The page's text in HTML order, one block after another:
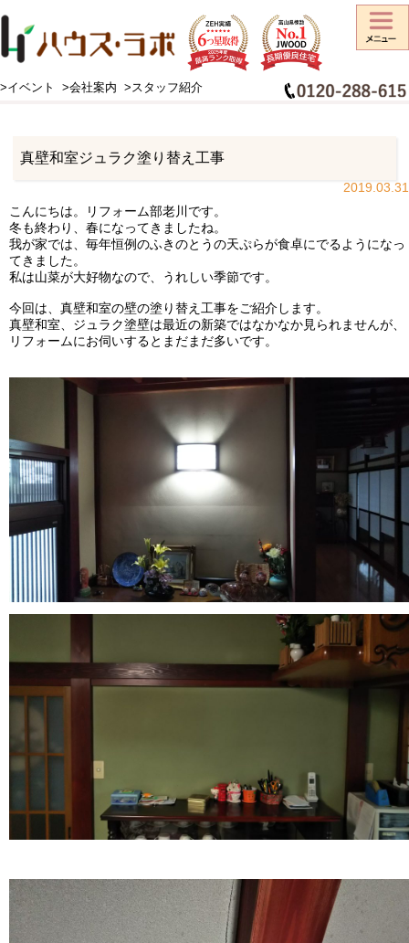
>イベント >会社案内 >スタッフ紹介
HOME > 工事日記> リフォームラボ>真壁和室ジュラク塗り替え工事
真壁和室ジュラク塗り替え工事
2019.03.31
こんにちは。リフォーム部老川です。
冬も終わり、春になってきましたね。
我が家では、毎年恒例のふきのとうの天ぷらが食卓にでるようになっ
てきました。
私は山菜が大好物なので、うれしい季節です。
今回は、真壁和室の壁の塗り替え工事をご紹介します。
真壁和室、ジュラク塗壁は最近の新築ではなかなか見られませんが、
リフォームにお伺いするとまだまだ多いです。